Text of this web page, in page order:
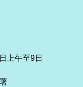
上午至9日